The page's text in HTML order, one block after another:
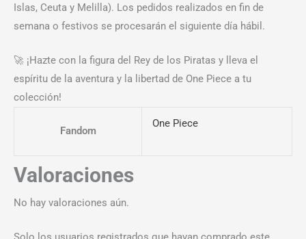
Islas, Ceuta y Melilla). Los pedidos realizados en fin de
semana o festivos se procesarán el siguiente día hábil.
🚀 ¡Hazte con la figura del Rey de los Piratas y lleva el
espíritu de la aventura y la libertad de One Piece a tu
colección!
Fandom
One Piece
Valoraciones
No hay valoraciones aún.